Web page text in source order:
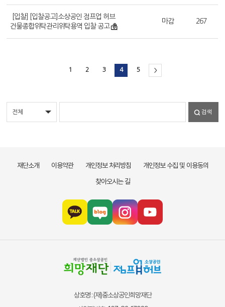
[입찰] [입찰공고]소상공인 점프업 허브
건물종합위탁관리위탁용역 입찰 공고
마감 267
1 2 3 4 5 >
검색
재단소개 이용약관 개인정보 처리방침
개인정보 수집 및 이용동의
찾아오시는 길
상호명 : (재)중소상공인희망재단